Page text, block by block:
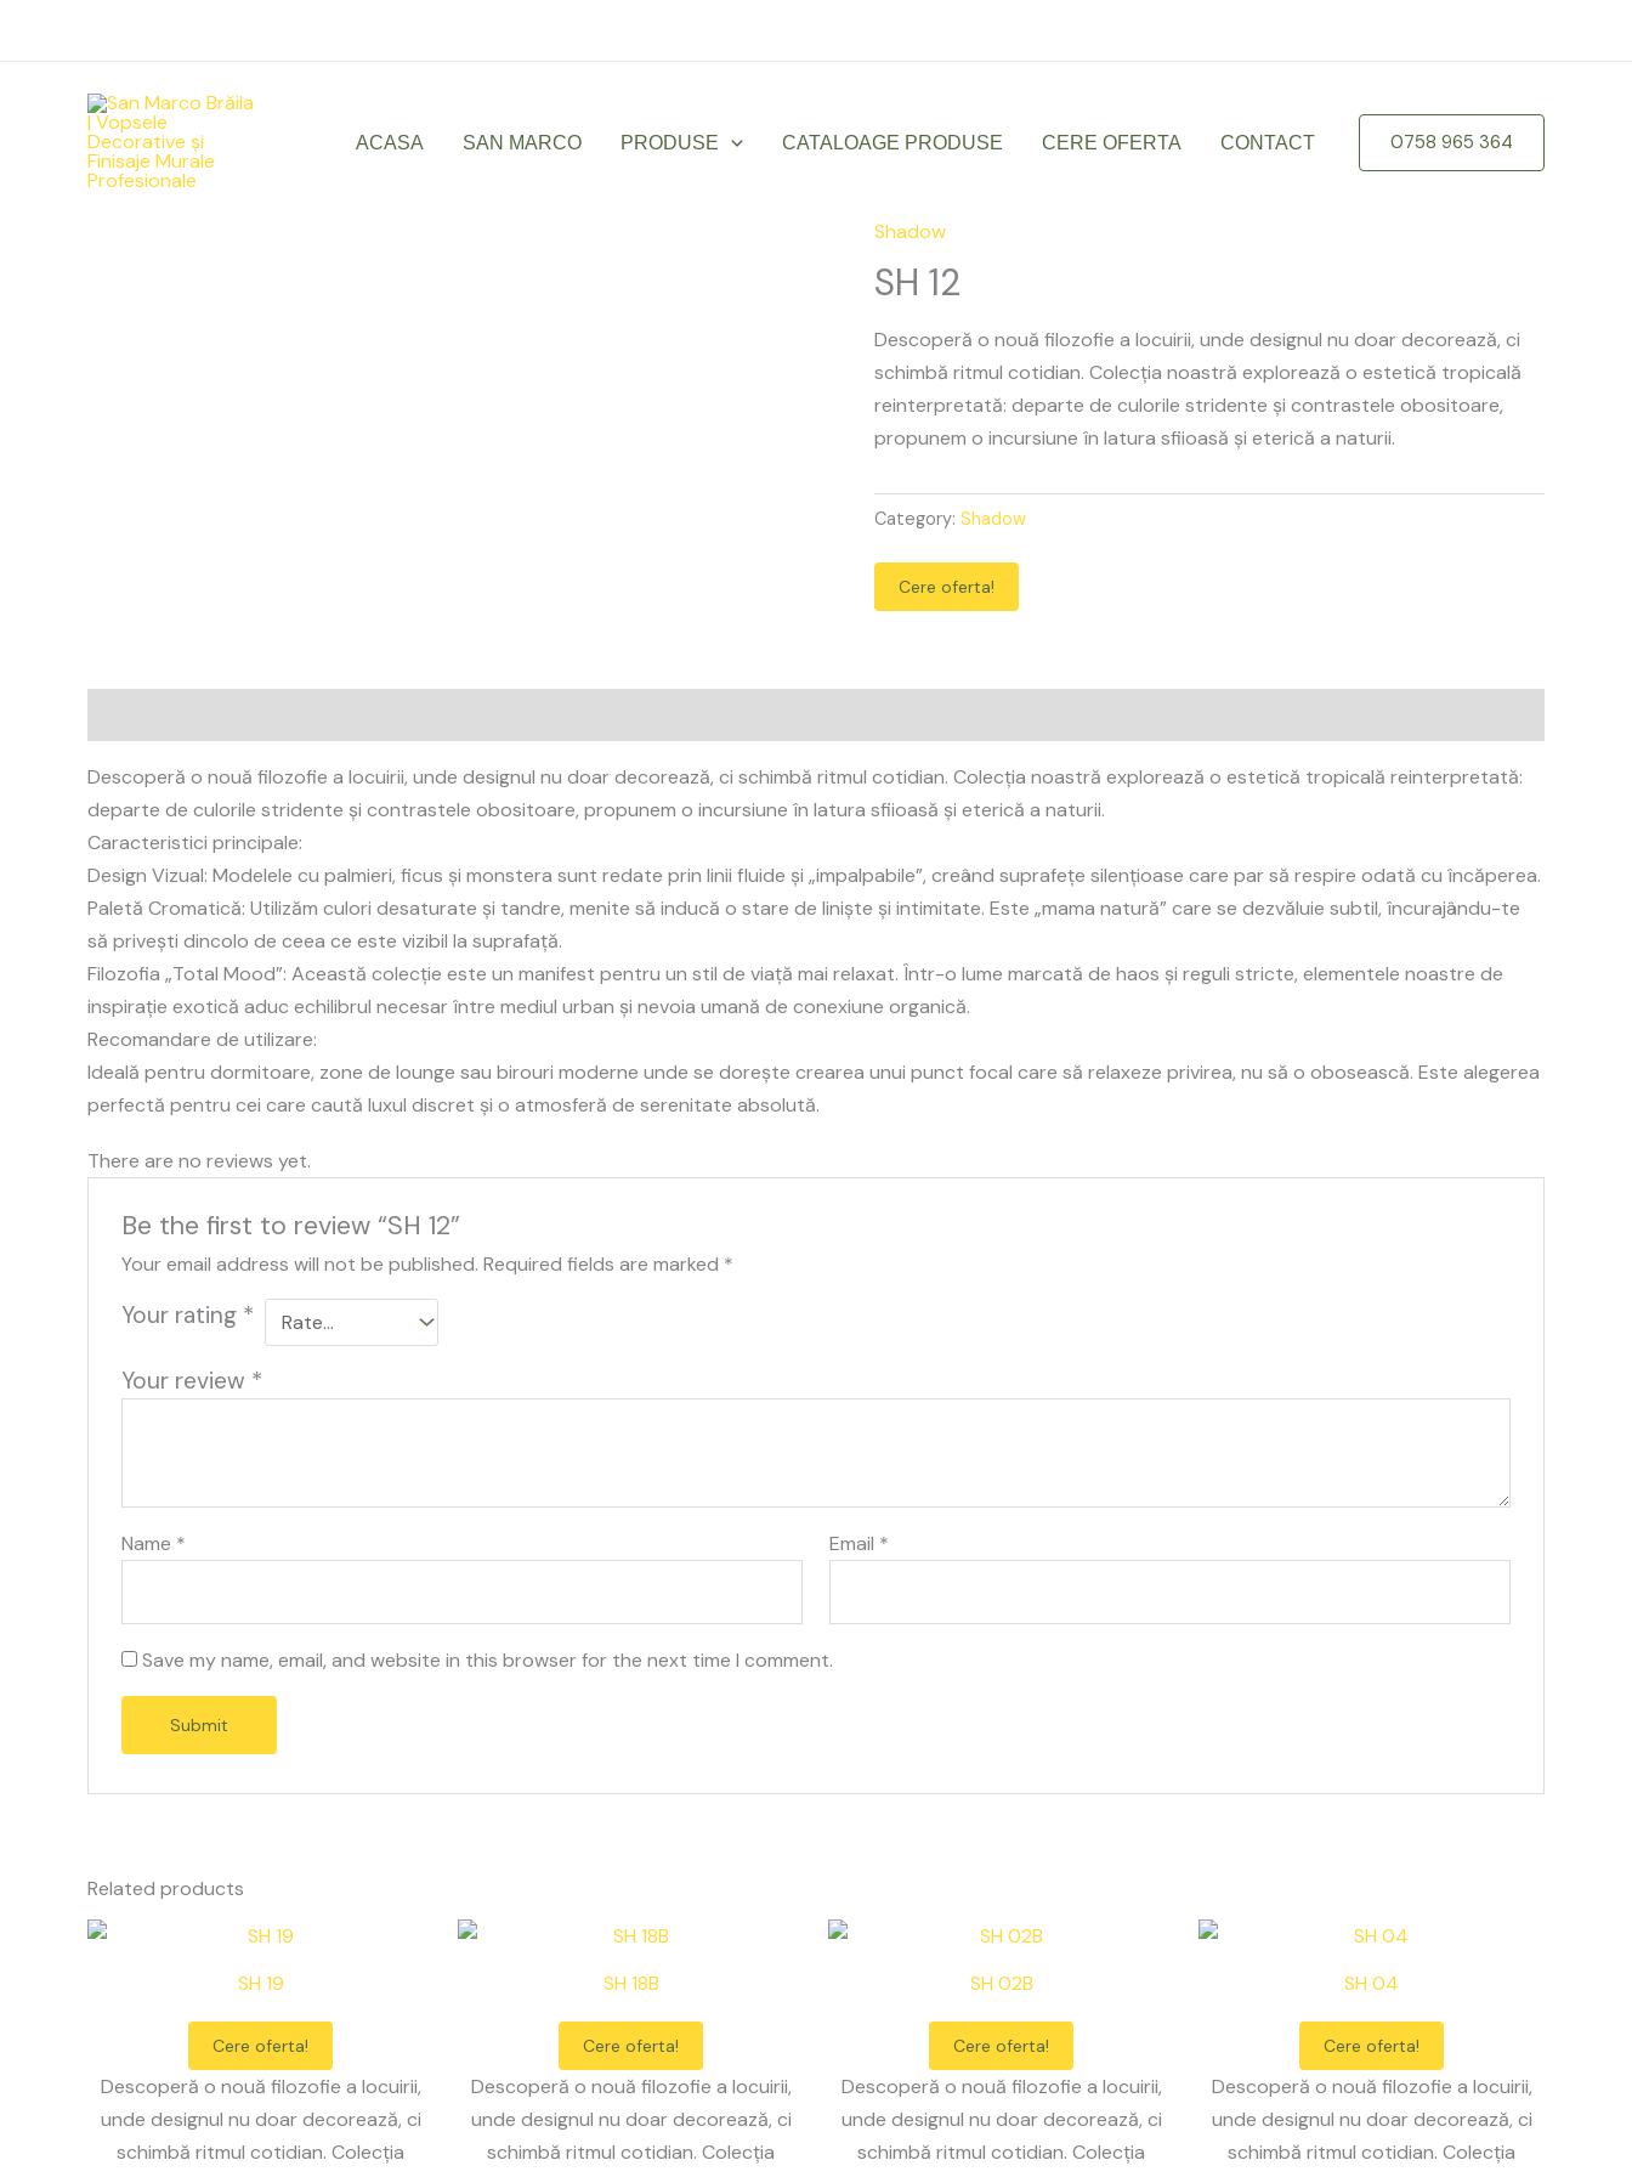
ACASA SAN MARCO PRODUSE CATALOAGE PRODUSE CERE OFERTA CONTACT 0758 965 364
Shadow
SH 12
Descoperă o nouă filozofie a locuirii, unde designul nu doar decorează, ci
schimbă ritmul cotidian. Colecția noastră explorează o estetică tropicală
reinterpretată: departe de culorile stridente și contrastele obositoare,
propunem o incursiune în latura sfiioasă și eterică a naturii.
SH
12
quantity
Category: Shadow
Cere oferta!
Descoperă o nouă filozofie a locuirii, unde designul nu doar decorează, ci schimbă ritmul cotidian. Colecția noastră explorează o estetică tropicală reinterpretată:
departe de culorile stridente și contrastele obositoare, propunem o incursiune în latura sfiioasă și eterică a naturii.
Caracteristici principale:
Design Vizual: Modelele cu palmieri, ficus și monstera sunt redate prin linii fluide și „impalpabile”, creând suprafețe silențioase care par să respire odată cu încăperea.
Paletă Cromatică: Utilizăm culori desaturate și tandre, menite să inducă o stare de liniște și intimitate. Este „mama natură” care se dezvăluie subtil, încurajându-te
să privești dincolo de ceea ce este vizibil la suprafață.
Filozofia „Total Mood”: Această colecție este un manifest pentru un stil de viață mai relaxat. Într-o lume marcată de haos și reguli stricte, elementele noastre de
inspirație exotică aduc echilibrul necesar între mediul urban și nevoia umană de conexiune organică.
Recomandare de utilizare:
Ideală pentru dormitoare, zone de lounge sau birouri moderne unde se dorește crearea unui punct focal care să relaxeze privirea, nu să o obosească. Este alegerea
perfectă pentru cei care caută luxul discret și o atmosferă de serenitate absolută.
There are no reviews yet.
Be the first to review “SH 12”
Your email address will not be published. Required fields are marked *
Your rating *
Your review *
Name * Email *
Save my name, email, and website in this browser for the next time I comment.
Related products
SH 19
Cere oferta!
Descoperă o nouă filozofie a locuirii,
unde designul nu doar decorează, ci
schimbă ritmul cotidian. Colecția
SH 18B
Cere oferta!
Descoperă o nouă filozofie a locuirii,
unde designul nu doar decorează, ci
schimbă ritmul cotidian. Colecția
SH 02B
Cere oferta!
Descoperă o nouă filozofie a locuirii,
unde designul nu doar decorează, ci
schimbă ritmul cotidian. Colecția
SH 04
Cere oferta!
Descoperă o nouă filozofie a locuirii,
unde designul nu doar decorează, ci
schimbă ritmul cotidian. Colecția